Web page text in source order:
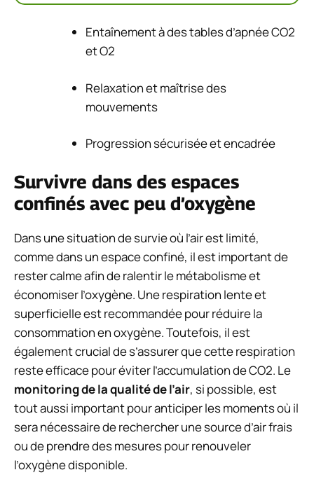
Entaînement à des tables d’apnée CO2
et O2
Relaxation et maîtrise des
mouvements
Progression sécurisée et encadrée
Survivre dans des espaces
confinés avec peu d’oxygène
Dans une situation de survie où l’air est limité,
comme dans un espace confiné, il est important de
rester calme afin de ralentir le métabolisme et
économiser l’oxygène. Une respiration lente et
superficielle est recommandée pour réduire la
consommation en oxygène. Toutefois, il est
également crucial de s’assurer que cette respiration
reste efficace pour éviter l’accumulation de CO2. Le
monitoring de la qualité de l’air, si possible, est
tout aussi important pour anticiper les moments où il
sera nécessaire de rechercher une source d’air frais
ou de prendre des mesures pour renouveler
l’oxygène disponible.